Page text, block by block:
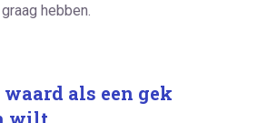
hebben.
als een gek
wilt.